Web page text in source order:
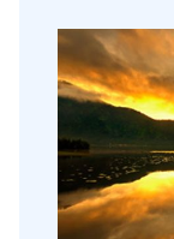
van Bali!
samen.
en ideeën
voor je